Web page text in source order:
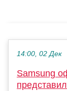
14:00, 02 Дек
Samsung